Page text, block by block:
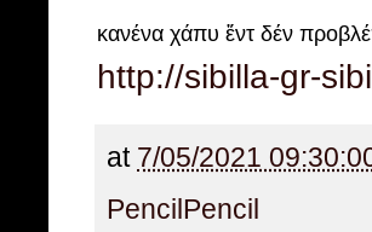
κανένα χάπυ ἔντ δέν
http://sibilla-gr-
at 7/05/2021
Pencil Pencil